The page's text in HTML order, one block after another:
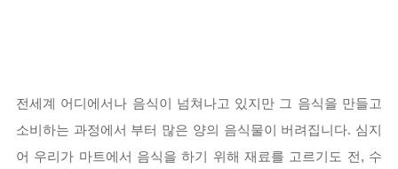
전세계 어디에서나 음식이 넘쳐나고 있지만 그 음식을 만들고
소비하는 과정에서 부터 많은 양의 음식물이 버려집니다. 심지
어 우리가 마트에서 음식을 하기 위해 재료를 고르기도 전, 수